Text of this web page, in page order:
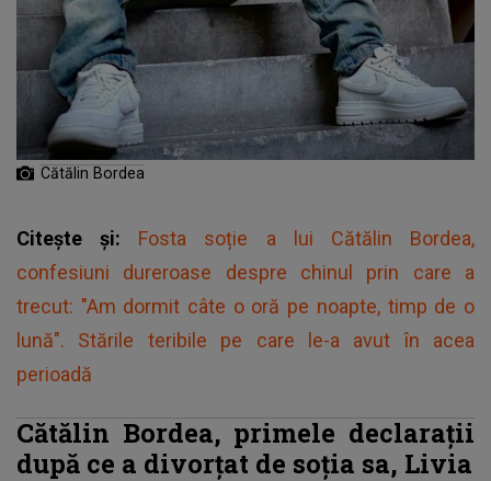
Cătălin Bordea
Citește și: Fosta soție a lui Cătălin Bordea,
confesiuni dureroase despre chinul prin care a
trecut: "Am dormit câte o oră pe noapte, timp de o
lună". Stările teribile pe care le-a avut în acea
perioadă
Cătălin Bordea, primele declarații
după ce a divorțat de soția sa, Livia